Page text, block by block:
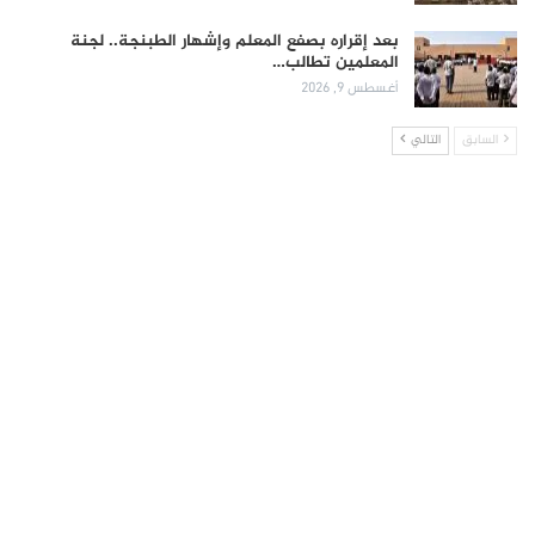
بعد إقراره بصفع المعلم وإشهار الطبنجة.. لجنة
المعلمين تطالب…
أغسطس 9, 2026
السابق التالي